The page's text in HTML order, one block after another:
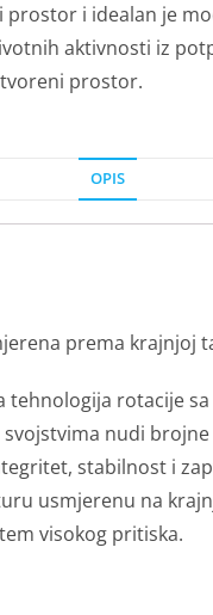
i idealan je
aktivnosti iz
prostor.
OPIS
prema krajnjoj
tehnologija rotacije
nudi
stabilnost i
usmjerenu na
visokog pritiska.